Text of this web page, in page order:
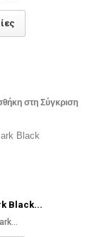
στη Σύγκριση
Black...